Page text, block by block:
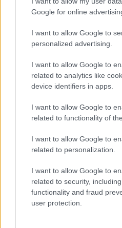
Google for online
I want to allow Google to
personalized advertising.
I want to allow Google to
related to analytics like
device identifiers in apps.
I want to allow Google to
related to functionality of
I want to allow Google to
related to personalization.
I want to allow Google to
related to security,
functionality and fraud
user protection.
Syndication
Globalist
Globalscience
Globalsport
Giornale dello
Spettacolo
Wondernet
Giuliana Sgrena